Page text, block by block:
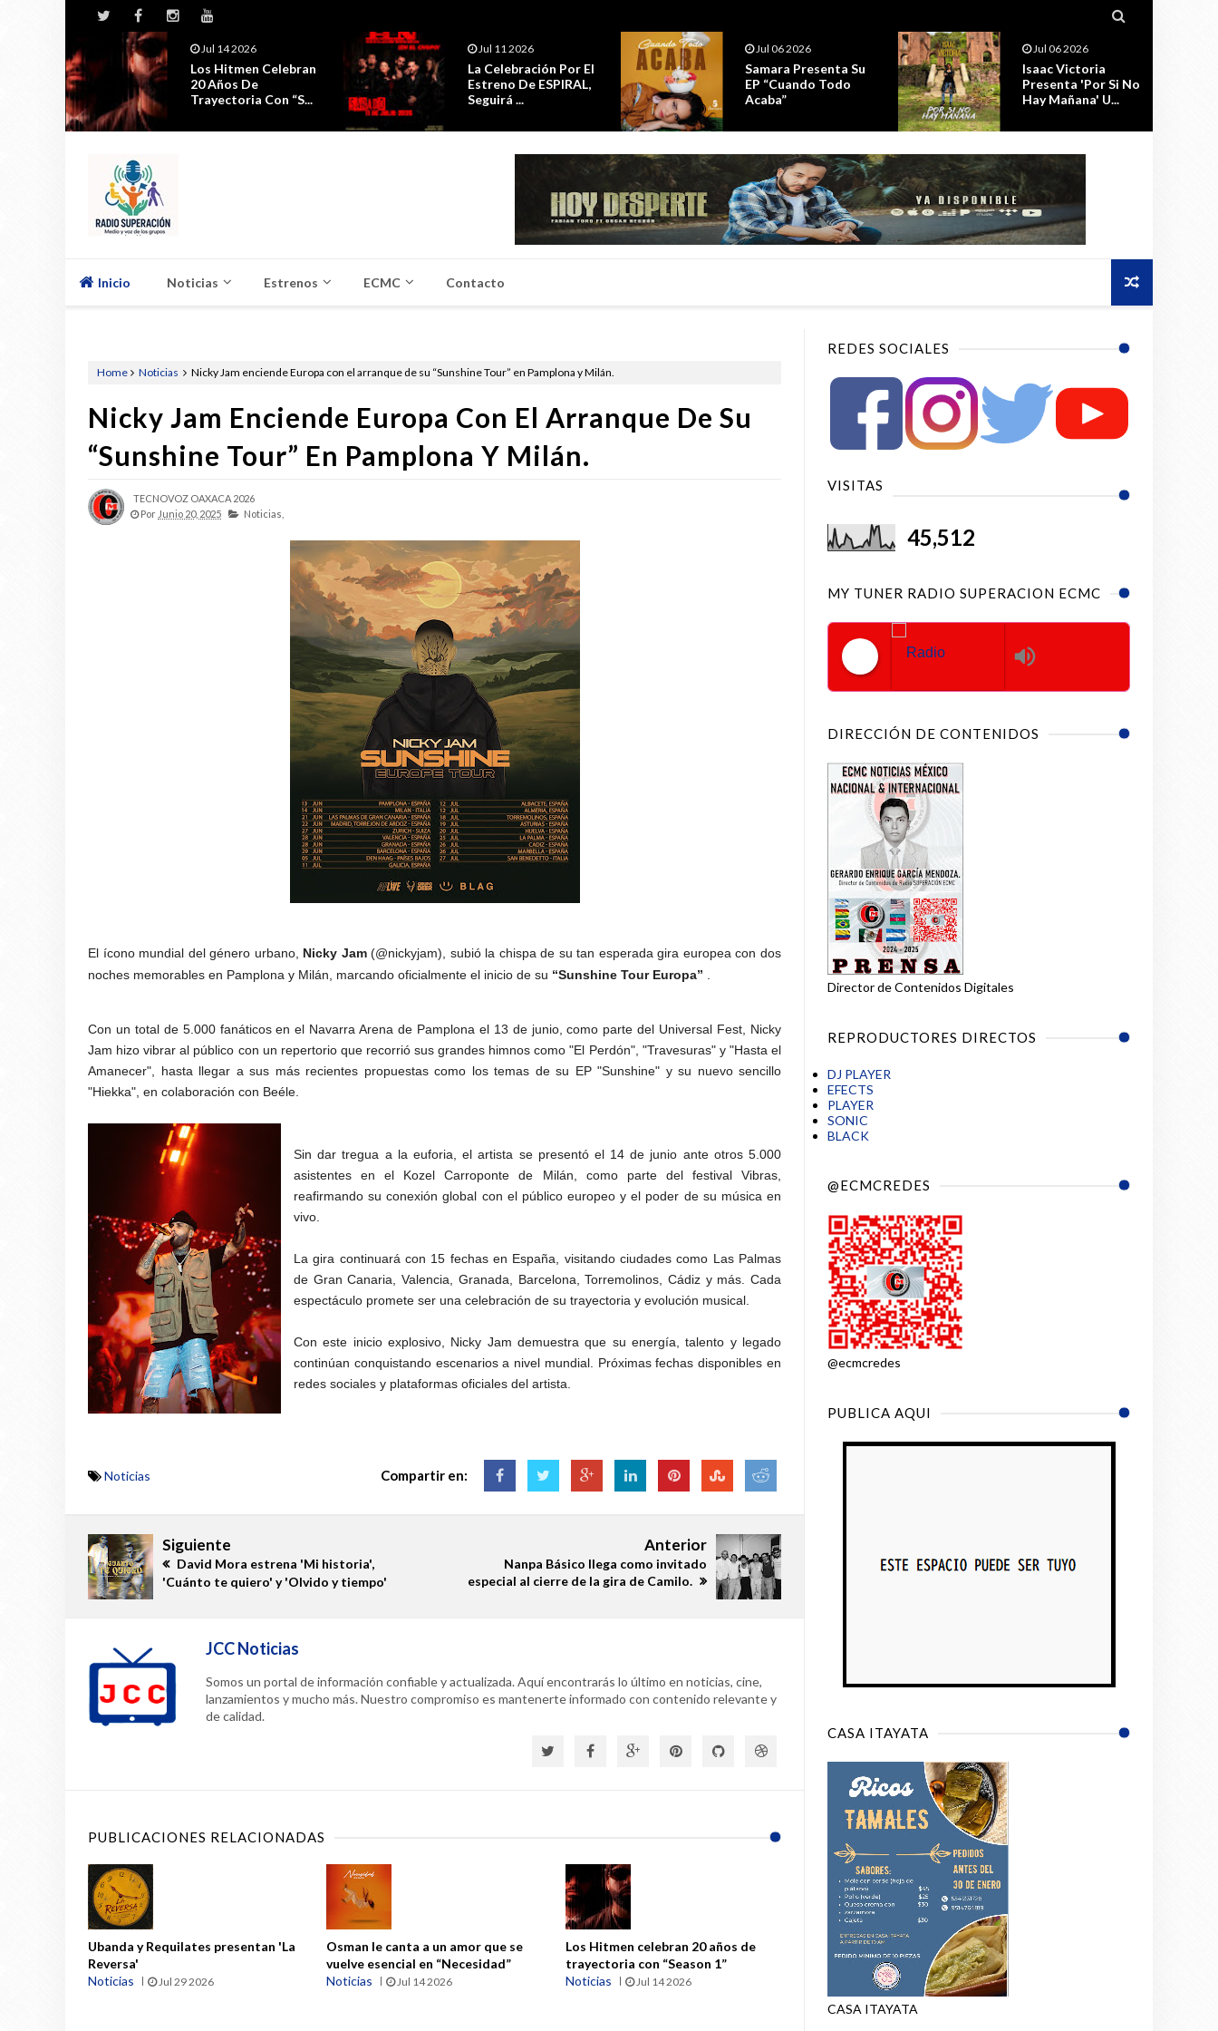

Jul 14 2026
Los Hitmen Celebran
20 Años De
Trayectoria Con “S...
Jul 11 2026
La Celebración Por El
Estreno De ESPIRAL,
Seguirá ...
Jul 06 2026
Samara Presenta Su
EP “Cuando Todo
Acaba”
Jul 06 2026
Isaac Victoria
Presenta 'Por Si No
Hay Mañana' U...
Inicio Noticias Estrenos ECMC Contacto
Home Noticias Nicky Jam enciende Europa con el arranque de su “Sunshine Tour” en Pamplona y Milán.
Nicky Jam Enciende Europa Con El Arranque De Su
“Sunshine Tour” En Pamplona Y Milán.
TECNOVOZ OAXACA 2026
Por Junio 20, 2025 Noticias,
El ícono mundial del género urbano, Nicky Jam (@nickyjam), subió la chispa de su tan esperada gira europea con dos
noches memorables en Pamplona y Milán, marcando oficialmente el inicio de su “Sunshine Tour Europa”
Con un total de 5.000 fanáticos en el Navarra Arena de Pamplona el 13 de junio, como parte del Universal Fest, Nicky
Jam hizo vibrar al público con un repertorio que recorrió sus grandes himnos como "El Perdón", "Travesuras" y "Hasta el
Amanecer", hasta llegar a sus más recientes propuestas como los temas de su EP "Sunshine" y su nuevo sencillo
"Hiekka", en colaboración con Beéle.
Sin dar tregua a la euforia, el artista se presentó el 14 de junio ante otros 5.000
asistentes en el Kozel Carroponte de Milán, como parte del festival Vibras,
reafirmando su conexión global con el público europeo y el poder de su música en
vivo.
La gira continuará con 15 fechas en España, visitando ciudades como Las Palmas
de Gran Canaria, Valencia, Granada, Barcelona, Torremolinos, Cádiz y más. Cada
espectáculo promete ser una celebración de su trayectoria y evolución musical.
Con este inicio explosivo, Nicky Jam demuestra que su energía, talento y legado
continúan conquistando escenarios a nivel mundial. Próximas fechas disponibles en
redes sociales y plataformas oficiales del artista.
Noticias Compartir en:
Siguiente
David Mora estrena 'Mi historia',
'Cuánto te quiero' y 'Olvido y tiempo'
Anterior
Nanpa Básico llega como invitado
especial al cierre de la gira de Camilo.
JCC Noticias
Somos un portal de información confiable y actualizada. Aquí encontrarás lo último en noticias, cine,
lanzamientos y mucho más. Nuestro compromiso es mantenerte informado con contenido relevante y
de calidad.
PUBLICACIONES RELACIONADAS
Ubanda y Requilates presentan 'La
Reversa'
Noticias
Jul 29 2026
Osman le canta a un amor que se
vuelve esencial en “Necesidad”
Noticias
Jul 14 2026
Los Hitmen celebran 20 años de
trayectoria con “Season 1”
Noticias
Jul 14 2026
REDES SOCIALES
VISITAS
45,512
MY TUNER RADIO SUPERACION ECMC
DIRECCIÓN DE CONTENIDOS
Director de Contenidos Digitales
REPRODUCTORES DIRECTOS
DJ PLAYER
EFECTS
PLAYER
SONIC
BLACK
@ECMCREDES
@ecmcredes
PUBLICA AQUI
CASA ITAYATA
CASA ITAYATA